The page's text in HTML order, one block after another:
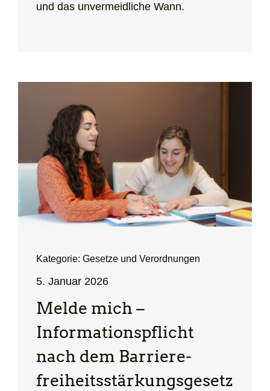
und das unvermeidliche Wann.
Kategorie: Gesetze und Verordnungen
5. Januar 2026
Melde mich –
Informationspflicht
nach dem Barriere­
freiheits­stärkungs­gesetz